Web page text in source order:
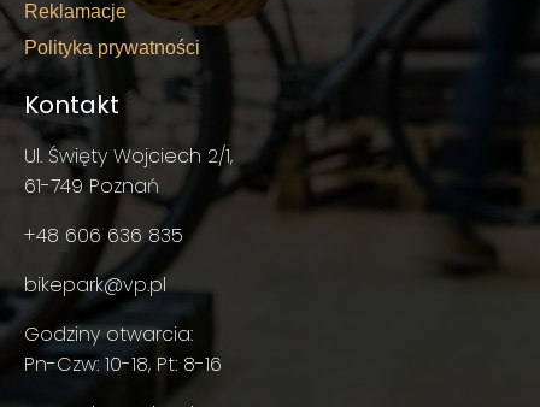
Reklamacje
Polityka prywatności
Kontakt
Ul. Święty Wojciech 2/1,
61-749 Poznań
+48 606 636 835
bikepark@vp.pl
Godziny otwarcia:
Pn-Czw: 10-18, Pt: 8-16